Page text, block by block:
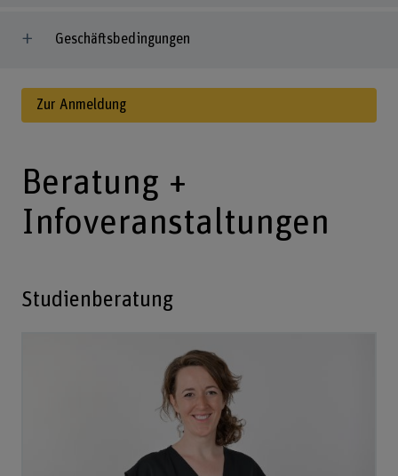
Geschäftsbedingungen
Zur Anmeldung
Beratung +
Infoveranstaltungen
Studienberatung